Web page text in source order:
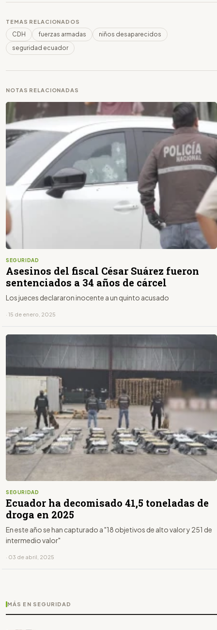
TEMAS RELACIONADOS
CDH fuerzas armadas
niños desaparecidos
seguridad ecuador
NOTAS RELACIONADAS
SEGURIDAD
Asesinos del fiscal César Suárez fueron
sentenciados a 34 años de cárcel
Los jueces declararon inocente a un quinto acusado
· 15 de enero, 2025
SEGURIDAD
Ecuador ha decomisado 41,5 toneladas de
droga en 2025
En este año se han capturado a "18 objetivos de alto valor y 251 de
intermedio valor"
· 03 de abril, 2025
MÁS EN SEGURIDAD